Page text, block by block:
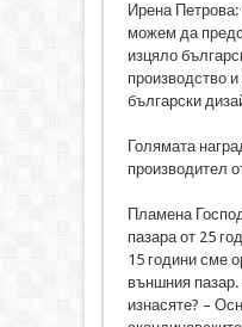
Ирена
можем да
изцяло
производство
български
Голямата
производител
Пламена
пазара от 25
15 години сме
външния пазар.
изнасяте? –